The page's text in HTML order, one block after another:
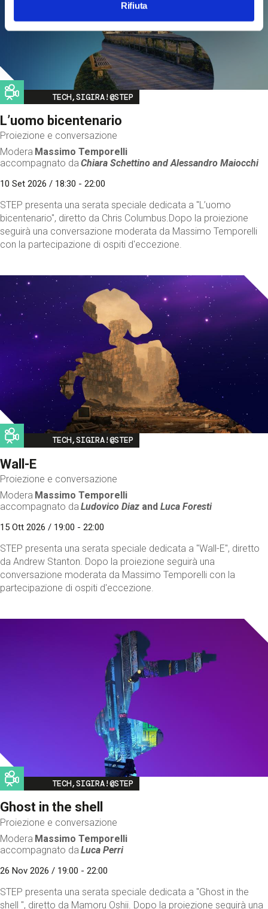
Rifiuta
Image
TECH,SIGIRA!@STEP
L’uomo bicentenario
Proiezione e conversazione
Modera Massimo Temporelli
accompagnato da Chiara Schettino andAlessandro Maiocchi
10 Set 2026 / 18:30 - 22:00
STEP presenta una serata speciale dedicata a "L’uomo
bicentenario", diretto da Chris Columbus.Dopo la proiezione
seguirà una conversazione moderata da Massimo Temporelli
con la partecipazione di ospiti d'eccezione.
Image
TECH,SIGIRA!@STEP
Wall-E
Proiezione e conversazione
Modera Massimo Temporelli
accompagnato da Ludovico Diaz andLuca Foresti
15 Ott 2026 / 19:00 - 22:00
STEP presenta una serata speciale dedicata a "Wall-E", diretto
da Andrew Stanton. Dopo la proiezione seguirà una
conversazione moderata da Massimo Temporelli con la
partecipazione di ospiti d'eccezione.
Image
TECH,SIGIRA!@STEP
Ghost in the shell
Proiezione e conversazione
Modera Massimo Temporelli
accompagnato da Luca Perri
26 Nov 2026 / 19:00 - 22:00
STEP presenta una serata speciale dedicata a "Ghost in the
shell ", diretto da Mamoru Oshii. Dopo la proiezione seguirà una